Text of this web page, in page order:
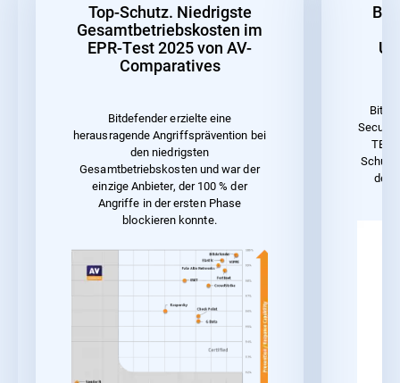
Top-Schutz. Niedrigste
Gesamtbetriebskosten im
EPR-Test 2025 von AV-
Comparatives
Bitdefender erzielte eine
herausragende Angriffsprävention bei
den niedrigsten
Gesamtbetriebskosten und war der
einzige Anbieter, der 100 % der
Angriffe in der ersten Phase
blockieren konnte.
Schutz
der